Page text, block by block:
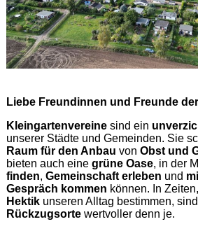
Liebe Freundinnen und Freunde
Kleingartenvereinesind ein
unserer Städte und Gemeinden. Sie
Raum für den Anbau von Obst und
bieten auch eine grüne Oase, in der
finden, Gemeinschaft erleben und
Gespräch kommen können. In
Hektikunseren Alltag bestimmen,
Rückzugsortewertvoller denn je.